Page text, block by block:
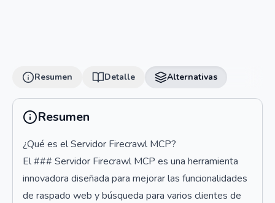
Resumen Detalle Alternativas
Resumen
¿Qué es el Servidor Firecrawl MCP?
El ### Servidor Firecrawl MCP es una herramienta
innovadora diseñada para mejorar las funcionalidades
de raspado web y búsqueda para varios clientes de